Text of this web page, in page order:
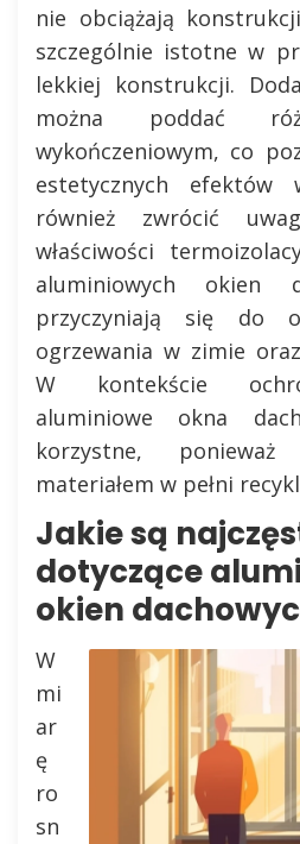
nie obciążają
szczególnie istotne w
lekkiej konstrukcji.
można poddać
wykończeniowym, co
estetycznych efektów
również zwrócić
właściwości
aluminiowych okien
przyczyniają się do
ogrzewania w zimie
W kontekście
aluminiowe okna
korzystne,
materiałem w pełni
Jakie są
dotyczące
okien
W
mi
ar
ę
ro
sn